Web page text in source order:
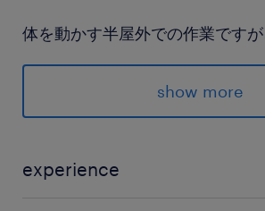
体を動かす半屋外での作業ですが
就業後は無料シャワーでリフレ
洗濯機・乾燥機も完備しています
まずは見学でどんなお仕事か
show more
experience